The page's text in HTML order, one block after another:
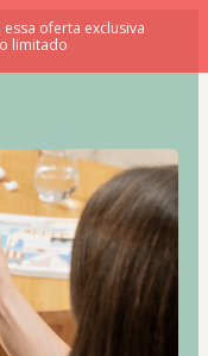
oferta exclusiva
limitado